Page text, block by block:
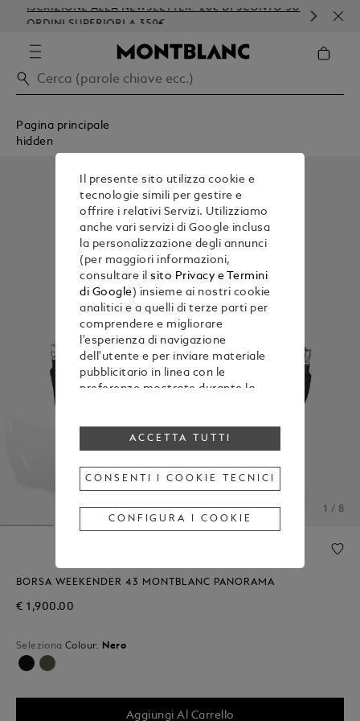
ISCRIZIONE ALLA NEWSLETTER: 20€ DI SCONTO SU
ORDINI SUPERIORI A 350€
Pagina principale
hidden
1 / 8
BORSA WEEKENDER 43 MONTBLANC PANORAMA
€ 1,900.00
SelezionaColour: Nero
Selezionato
Aggiungi Al Carrello
Il presente sito utilizza cookie e
tecnologie simili per gestire e
offrire i relativi Servizi. Utilizziamo
anche vari servizi di Google inclusa
la personalizzazione degli annunci
(per maggiori informazioni,
consultare ilsito Privacy e Termini
di Google) insieme ai nostri cookie
analitici e a quelli di terze parti per
comprendere e migliorare
l'esperienza di navigazione
dell'utente e per inviare materiale
pubblicitario in linea con le
preferenze mostrate durante la
consenso all’utilizzo di alcuni o di
tutti i cookie, clicca “Configura i
cookie”, oppure, per maggiori
Cliccando su “Accetta tutti”, esprimi
il tuo consenso all’utilizzo dei
tecnici”, esprimi il tuo consenso
ACCETTA TUTTI
CONSENTI I COOKIE TECNICI
CONFIGURA I COOKIE